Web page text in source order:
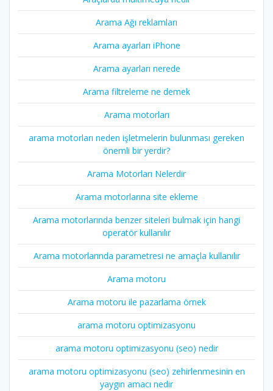
Arama Ağı reklamları
Arama ayarları iPhone
Arama ayarları nerede
Arama filtreleme ne demek
Arama motorları
arama motorları neden işletmelerin bulunması gereken
önemli bir yerdir?
Arama Motorları Nelerdir
Arama motorlarına site ekleme
Arama motorlarında benzer siteleri bulmak için hangi
operatör kullanılır
Arama motorlarında parametresi ne amaçla kullanılır
Arama motoru
Arama motoru ile pazarlama örnek
arama motoru optimizasyonu
arama motoru optimizasyonu (seo) nedir
arama motoru optimizasyonu (seo) zehirlenmesinin en
yaygın amacı nedir